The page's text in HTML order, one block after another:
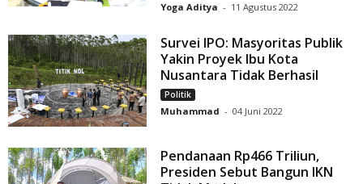
Yoga Aditya - 11 Agustus 2022
Survei IPO: Masyoritas Publik
Yakin Proyek Ibu Kota
Nusantara Tidak Berhasil
Politik
Muhammad - 04 Juni 2022
Pendanaan Rp466 Triliun,
Presiden Sebut Bangun IKN